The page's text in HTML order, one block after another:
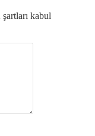
kabul